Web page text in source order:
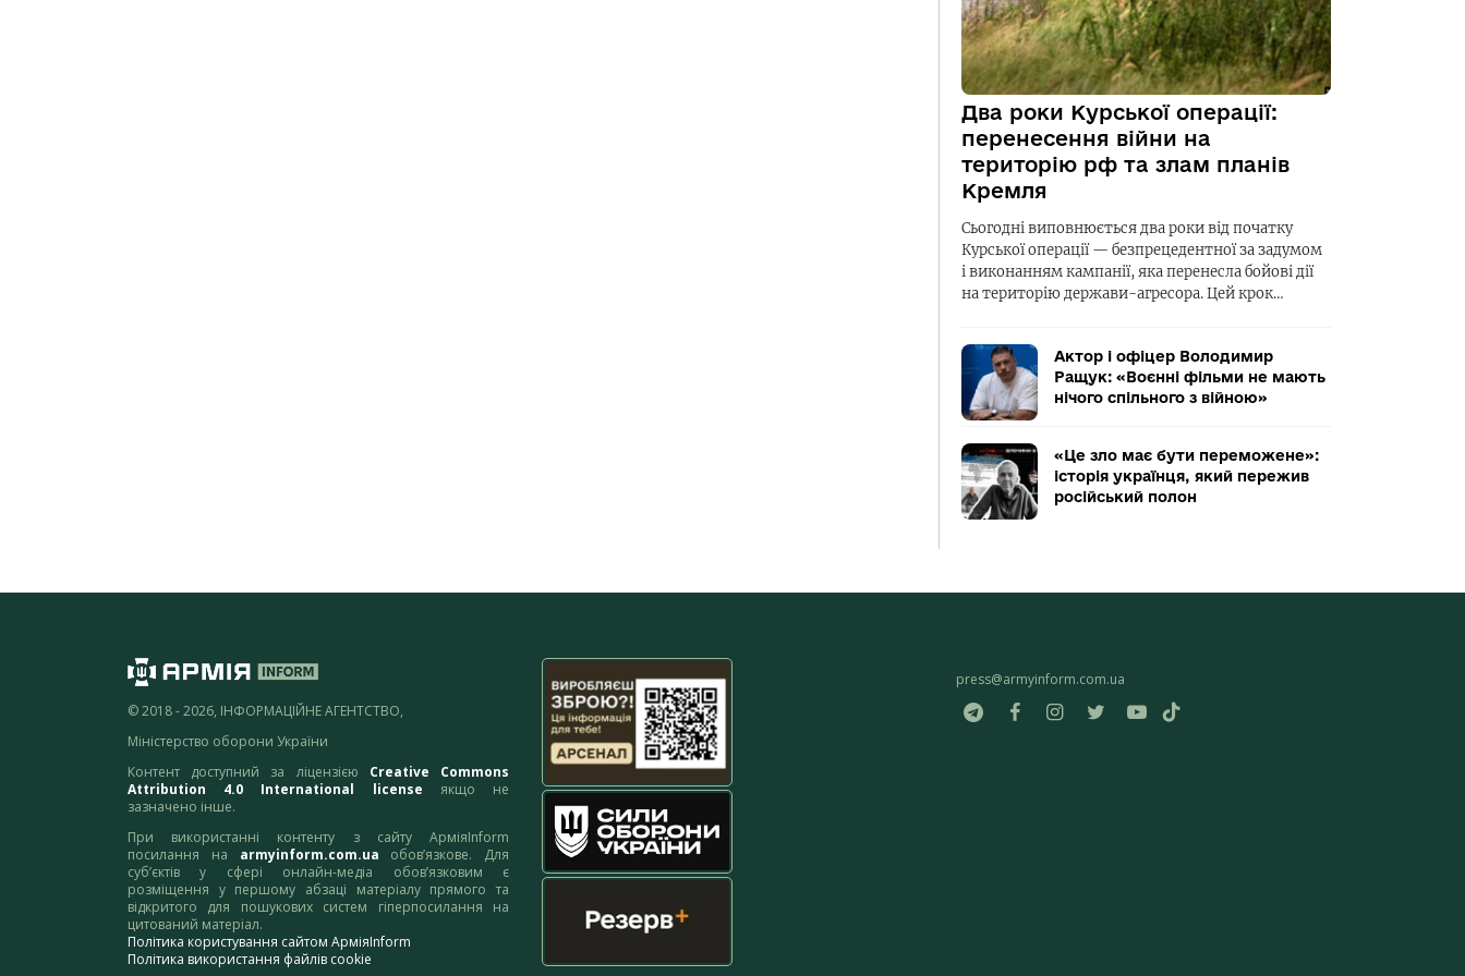
Два роки Курської операції:
перенесення війни на
територію рф та злам планів
Кремля
Сьогодні виповнюється два роки від початку
Курської операції — безпрецедентної за задумом
і виконанням кампанії, яка перенесла бойові дії
на територію держави-агресора. Цей крок…
Актор і офіцер Володимир
Ращук: «Воєнні фільми не мають
нічого спільного з війною»
«Це зло має бути переможене»:
історія українця, який пережив
російський полон
© 2018 - 2026, ІНФОРМАЦІЙНЕ АГЕНТСТВО,
Міністерство оборони України
Контент доступний за ліцензією Creative Commons
Attribution 4.0 International license якщо не
зазначено інше.
При використанні контенту з сайту АрміяInform
посилання на armyinform.com.ua обов’язкове. Для
суб’єктів у сфері онлайн-медіа обов’язковим є
розміщення у першому абзаці матеріалу прямого та
відкритого для пошукових систем гіперпосилання на
цитований матеріал.
Політика користування сайтом АрміяInform
Політика використання файлів cookie
press@armyinform.com.ua